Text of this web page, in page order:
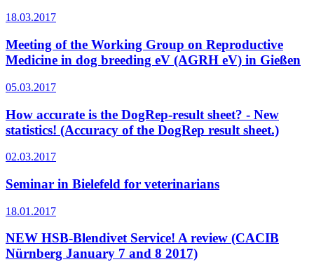
18.03.2017
Meeting of the Working Group on Reproductive
Medicine in dog breeding eV (AGRH eV) in Gießen
05.03.2017
How accurate is the DogRep-result sheet? - New
statistics! (Accuracy of the DogRep result sheet.)
02.03.2017
Seminar in Bielefeld for veterinarians
18.01.2017
NEW HSB-Blendivet Service! A review (CACIB
Nürnberg January 7 and 8 2017)